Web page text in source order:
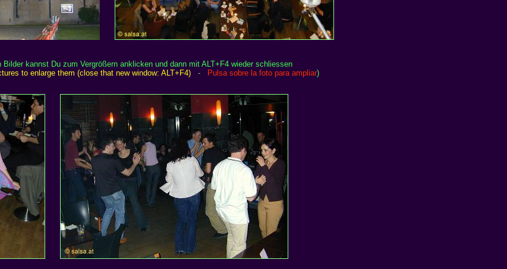
Bilder kannst Du zum Vergrößern anklicken und dann mit ALT+F4 wieder schliessen
to enlarge them (close that new window: ALT+F4)
- Pulsa sobre la foto para ampliar)